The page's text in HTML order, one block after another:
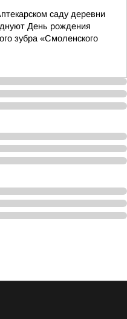
саду деревни
День рождения
зубра «Смоленского